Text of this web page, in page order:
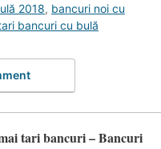
2018, bancuri noi cu
bancuri cu bulă
tari bancuri – Bancuri